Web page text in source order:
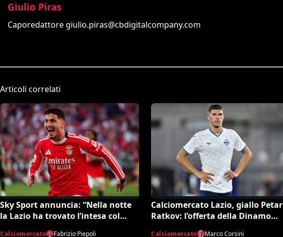
Giulio Piras
Caporedattoregiulio.piras@cbdigitalcompany.com
Articoli correlati
Sky Sport annuncia: “Nella notte
la Lazio ha trovato l’intesa col
Calciomercato Fabrizio Piepoli
Calciomercato Lazio, giallo Petar
Ratkov: l’offerta della Dinamo
Calciomercato Marco Corsini